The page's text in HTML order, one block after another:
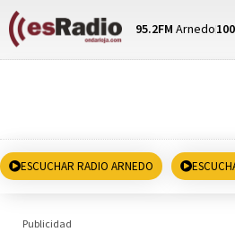
95.2FM Arnedo
ESCUCHAR RADIO ARNEDO
Publicidad